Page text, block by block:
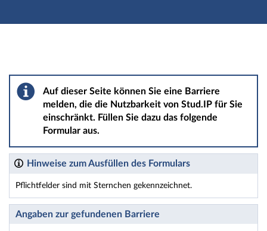
Hauptnavigation
Barriere melden
Auf dieser Seite können Sie eine Barriere
melden, die die Nutzbarkeit von Stud.IP für Sie
einschränkt. Füllen Sie dazu das folgende
Formular aus.
Hinweise zum Ausfüllen des Formulars
Pflichtfelder sind mit Sternchen gekennzeichnet.
Dieses Formular enthält Pflichtfelder.
Angaben zur gefundenen Barriere